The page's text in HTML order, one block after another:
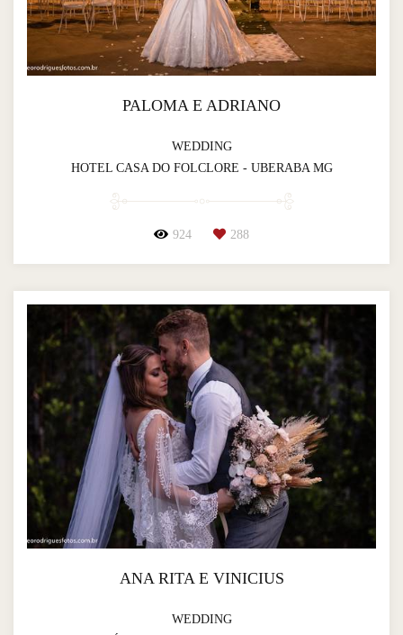
PALOMA E ADRIANO
WEDDING
HOTEL CASA DO FOLCLORE - UBERABA MG
924 288
ANA RITA E VINICIUS
WEDDING